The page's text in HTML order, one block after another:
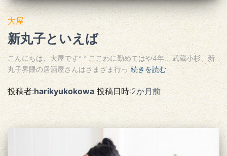
大屋
新丸子といえば
こんにちは、大屋です^ ^ ここわに勤めてはや4年… 武蔵小杉、新
丸子界隈の居酒屋さんはさまざま行っ 続きを読む
投稿者:harikyukokowa 投稿日時:2か月前